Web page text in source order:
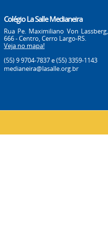
Colégio La Salle Medianeira
Rua Pe. Maximiliano Von Lassberg,
666 - Centro, Cerro Largo-RS.
Veja no mapa!
(55) 9 9704-7837e (55) 3359-1143
medianeira@lasalle.org.br